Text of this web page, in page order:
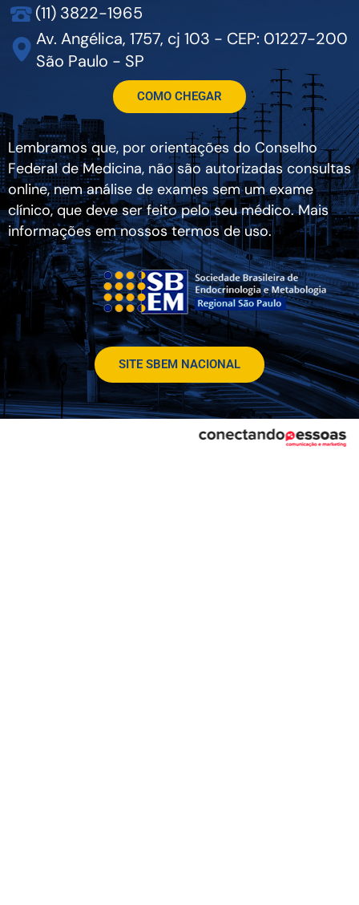
(11) 3822-1965
Av. Angélica, 1757, cj 103 - CEP: 01227-200
São Paulo - SP
COMO CHEGAR
Lembramos que, por orientações do Conselho
Federal de Medicina, não são autorizadas consultas
online, nem análise de exames sem um exame
clínico, que deve ser feito pelo seu médico. Mais
informações em nossos termos de uso.
SITE SBEM NACIONAL